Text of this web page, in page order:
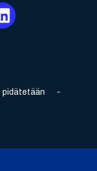
pidätetään
-